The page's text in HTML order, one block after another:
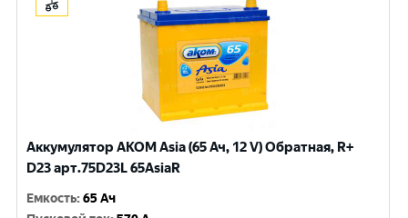
Аккумулятор AKOM Asia (65 Ач, 12 V) Обратная, R+
D23 арт.75D23L 65AsiaR
Емкость:65 Ач